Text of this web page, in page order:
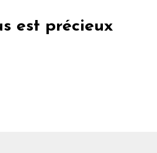
est précieux